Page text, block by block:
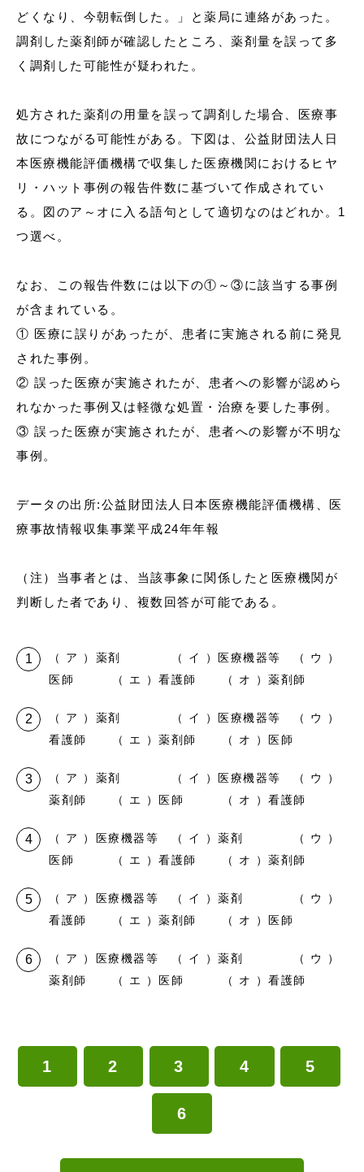
どくなり、今朝転倒した。」と薬局に連絡があった。
調剤した薬剤師が確認したところ、薬剤量を誤って多
く調剤した可能性が疑われた。
処方された薬剤の用量を誤って調剤した場合、医療事
故につながる可能性がある。下図は、公益財団法人日
本医療機能評価機構で収集した医療機関におけるヒヤ
リ・ハット事例の報告件数に基づいて作成されてい
る。図のア～オに入る語句として適切なのはどれか。1
つ選べ。
なお、この報告件数には以下の①～③に該当する事例
が含まれている。
① 医療に誤りがあったが、患者に実施される前に発見
された事例。
② 誤った医療が実施されたが、患者への影響が認めら
れなかった事例又は軽微な処置・治療を要した事例。
③ 誤った医療が実施されたが、患者への影響が不明な
事例。
データの出所:公益財団法人日本医療機能評価機構、医
療事故情報収集事業平成24年年報
（注）当事者とは、当該事象に関係したと医療機関が
判断した者であり、複数回答が可能である。
（ ア ）薬剤 （ イ ）医療機器等 （ ウ ）
医師 （ エ ）看護師 （ オ ）薬剤師
（ ア ）薬剤 （ イ ）医療機器等 （ ウ ）
看護師 （ エ ）薬剤師 （ オ ）医師
（ ア ）薬剤 （ イ ）医療機器等 （ ウ ）
薬剤師 （ エ ）医師 （ オ ）看護師
（ ア ）医療機器等 （ イ ）薬剤 （ ウ ）
医師 （ エ ）看護師 （ オ ）薬剤師
（ ア ）医療機器等 （ イ ）薬剤 （ ウ ）
看護師 （ エ ）薬剤師 （ オ ）医師
（ ア ）医療機器等 （ イ ）薬剤 （ ウ ）
薬剤師 （ エ ）医師 （ オ ）看護師
1 2 3 4 5
6